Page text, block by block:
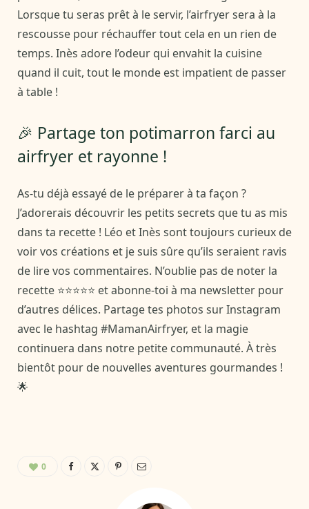
Lorsque tu seras prêt à le servir, l’airfryer sera à la
rescousse pour réchauffer tout cela en un rien de
temps. Inès adore l’odeur qui envahit la cuisine
quand il cuit, tout le monde est impatient de passer
à table !
🎉 Partage ton potimarron farci au
airfryer et rayonne !
As-tu déjà essayé de le préparer à ta façon ?
J’adorerais découvrir les petits secrets que tu as mis
dans ta recette ! Léo et Inès sont toujours curieux de
voir vos créations et je suis sûre qu’ils seraient ravis
de lire vos commentaires. N’oublie pas de noter la
recette ⭐⭐⭐⭐⭐ et abonne-toi à ma newsletter pour
d’autres délices. Partage tes photos sur Instagram
avec le hashtag #MamanAirfryer, et la magie
continuera dans notre petite communauté. À très
bientôt pour de nouvelles aventures gourmandes !
🌟
0